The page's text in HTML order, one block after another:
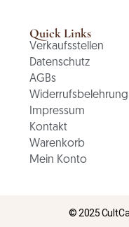
Quick Links
Verkaufsstellen
Datenschutz
AGBs
Widerrufsbelehrung
Impressum
Kontakt
Warenkorb
Mein Konto
© 2025